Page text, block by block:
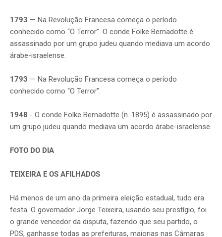
1793 — Na Revolução Francesa começa o período
conhecido como “O Terror”. O conde Folke Bernadotte é
assassinado por um grupo judeu quando mediava um acordo
árabe-israelense.
1793 — Na Revolução Francesa começa o período
conhecido como “O Terror”.
1948 - O conde Folke Bernadotte (n. 1895) é assassinado por
um grupo judeu quando mediava um acordo árabe-israelense.
FOTO DO DIA
TEIXEIRA E OS AFILHADOS
Há menos de um ano da primeira eleição estadual, tudo era
festa. O governador Jorge Teixeira, usando seu prestígio, foi
o grande vencedor da disputa, fazendo que seu partido, o
PDS, ganhasse todas as prefeituras, maiorias nas Câmaras